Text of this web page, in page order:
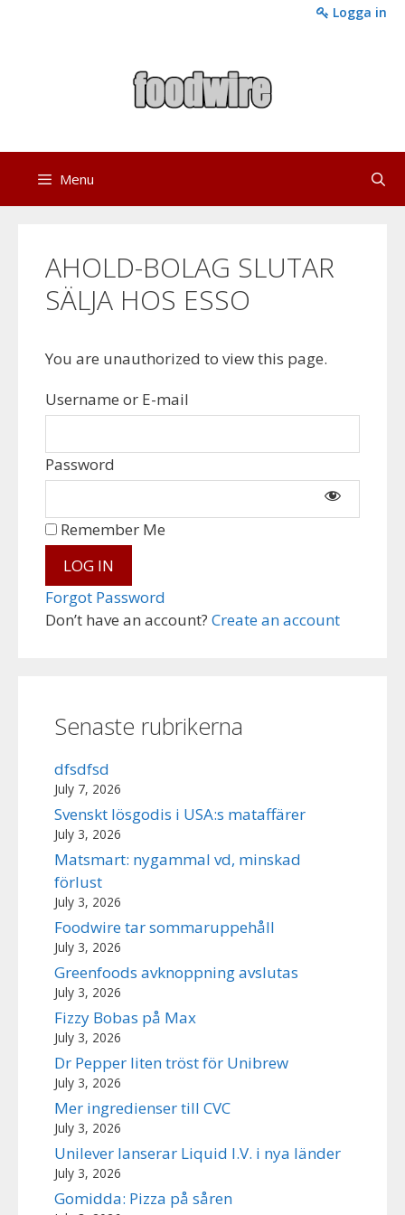
Logga in
Menu
AHOLD-BOLAG SLUTAR
SÄLJA HOS ESSO
You are unauthorized to view this page.
Username or E-mail
Password
Don’t have an account? Create an account
Remember Me
Forgot Password
Senaste rubrikerna
dfsdfsd
July 7, 2026
Svenskt lösgodis i USA:s mataffärer
July 3, 2026
Matsmart: nygammal vd, minskad
förlust
July 3, 2026
Foodwire tar sommaruppehåll
July 3, 2026
Greenfoods avknoppning avslutas
July 3, 2026
Fizzy Bobas på Max
July 3, 2026
Dr Pepper liten tröst för Unibrew
July 3, 2026
Mer ingredienser till CVC
July 3, 2026
Unilever lanserar Liquid I.V. i nya länder
July 3, 2026
Gomidda: Pizza på såren